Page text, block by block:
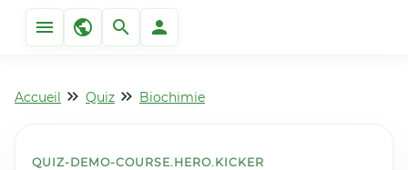
Accueil Quiz Biochimie
QUIZ-DEMO-COURSE.HERO.KICKER